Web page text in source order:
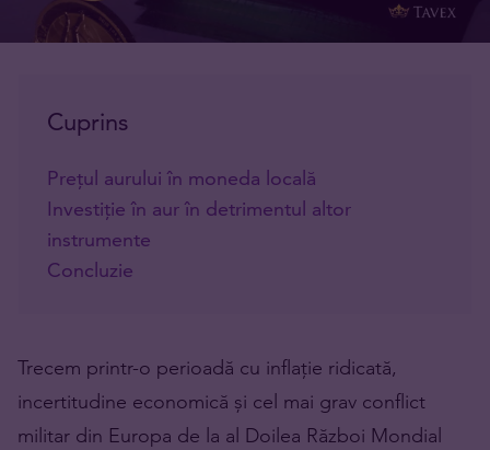
Cuprins
Prețul aurului în moneda locală
Investiție în aur în detrimentul altor
instrumente
Concluzie
Trecem printr-o perioadă cu inflație ridicată,
incertitudine economică și cel mai grav conflict
militar din Europa de la al Doilea Război Mondial